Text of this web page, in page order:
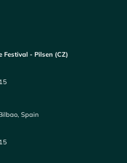
Festival - Pilsen (CZ)
Spain